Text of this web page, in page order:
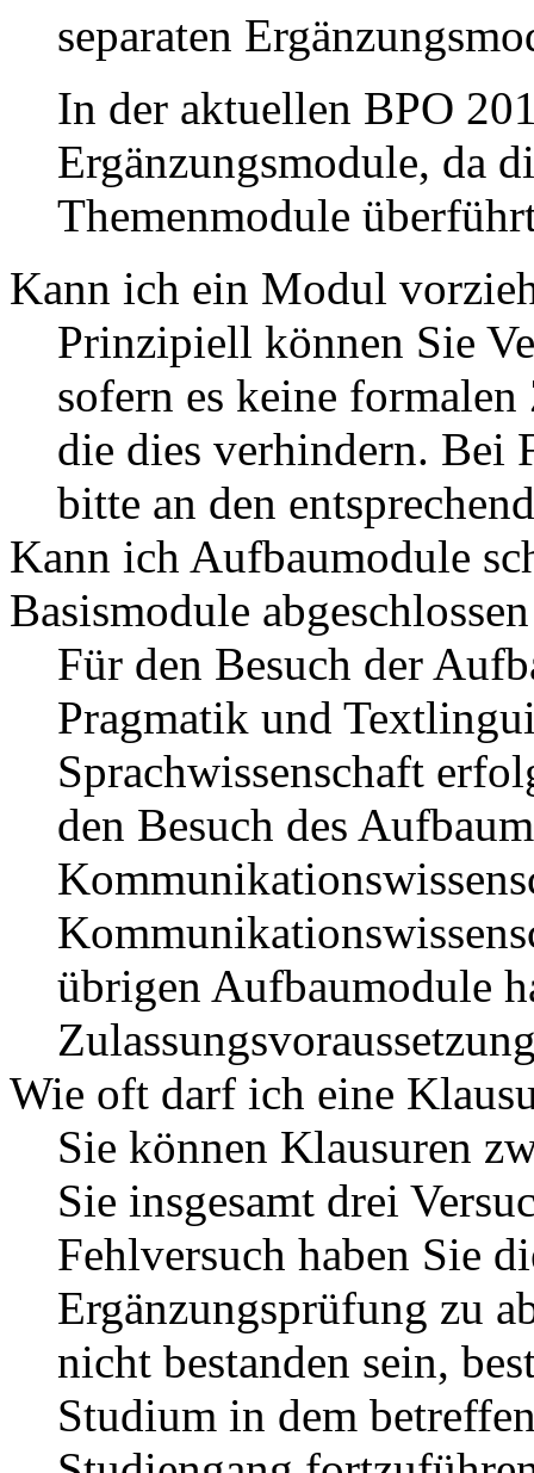
separaten
In der aktuellen BPO
Ergänzungsmodule, da
Themenmodule
Kann ich ein Modul
Prinzipiell können Sie
sofern es keine
die dies verhindern. Bei
bitte an den
Kann ich Aufbaumodule
Basismodule
Für den Besuch der
Pragmatik und
Sprachwissenschaft
den Besuch des
übrigen Aufbaumodule
Wie oft darf ich eine
Sie können Klausuren
Sie insgesamt drei
Fehlversuch haben Sie
Ergänzungsprüfung zu
nicht bestanden sein,
Studium in dem